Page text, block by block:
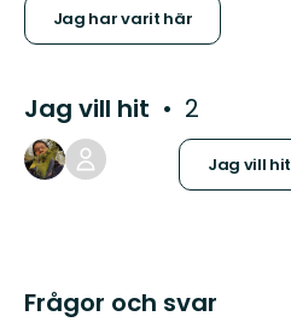
Jag har varit här
Jag vill hit 2
Jag vill hit
Frågor och svar